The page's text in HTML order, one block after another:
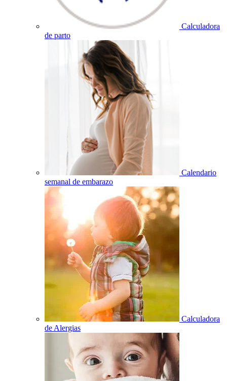
Calculadora
de parto
Calendario
semanal de embarazo
Calculadora
de Alergias